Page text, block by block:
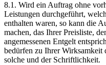
8.1. Wird ein Auftrag ohne
Leistungen durchgeführt,
enthalten waren, so kann die
machen, das Ihrer Preisliste,
angemessenen Entgelt
bedürfen zu Ihrer Wirksamkeit
solche und der Schriftlichkeit.